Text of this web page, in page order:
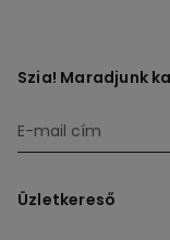
Szia! Maradjunk
Üzletkereső